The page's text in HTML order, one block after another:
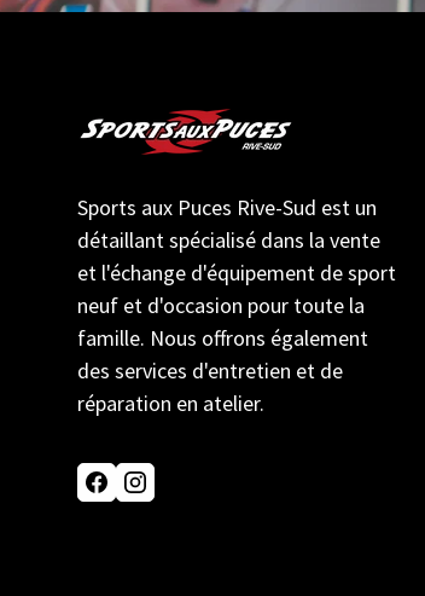
Sports aux Puces Rive-Sud est un
détaillant spécialisé dans la vente
et l'échange d'équipement de sport
neuf et d'occasion pour toute la
famille. Nous offrons également
des services d'entretien et de
réparation en atelier.
FacebookInstagram